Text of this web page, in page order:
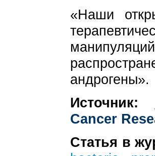
«Наши
андрогены».
Источник:
Cancer
Статья в